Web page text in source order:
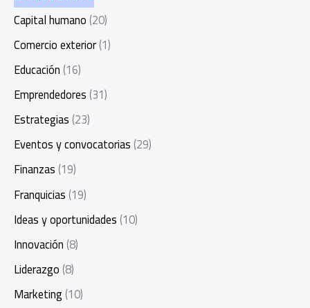
Capital humano(20)
Comercio exterior(1)
Educación(16)
Emprendedores(31)
Estrategias(23)
Eventos y convocatorias(29)
Finanzas(19)
Franquicias(19)
Ideas y oportunidades(10)
Innovación(8)
Liderazgo(8)
Marketing(10)